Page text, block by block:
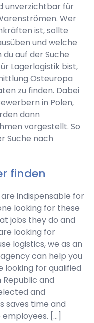
unverzichtbar für
Wer
ist, sollte
und welche
du auf der Suche
Lagerlogistik bist,
Osteuropa
zu finden. Dabei
in Polen,
dann
vorgestellt. So
Suche nach
finden
indispensable for
looking for these
jobs they do and
looking for
logistics, we as an
can help you
looking for qualified
and
and
saves time and
[…]